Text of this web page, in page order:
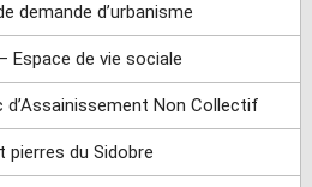
demande d’urbanisme
Espace de vie sociale
d’Assainissement Non Collectif
pierres du Sidobre